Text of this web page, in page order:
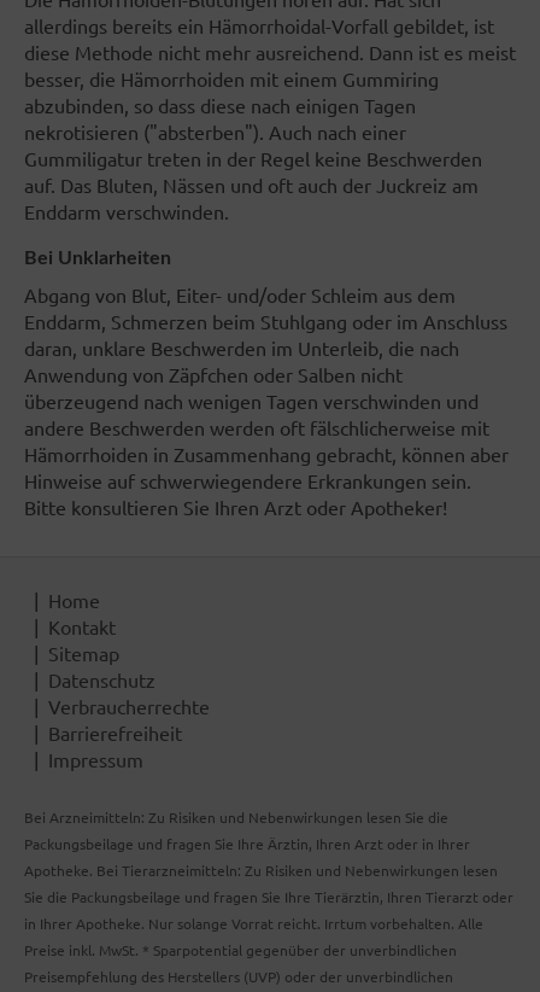
allerdings bereits ein Hämorrhoidal-Vorfall gebildet, ist
diese Methode nicht mehr ausreichend. Dann ist es meist
besser, die Hämorrhoiden mit einem Gummiring
abzubinden, so dass diese nach einigen Tagen
nekrotisieren ("absterben"). Auch nach einer
Gummiligatur treten in der Regel keine Beschwerden
auf. Das Bluten, Nässen und oft auch der Juckreiz am
Enddarm verschwinden.
Bei Unklarheiten
Abgang von Blut, Eiter- und/oder Schleim aus dem
Enddarm, Schmerzen beim Stuhlgang oder im Anschluss
daran, unklare Beschwerden im Unterleib, die nach
Anwendung von Zäpfchen oder Salben nicht
überzeugend nach wenigen Tagen verschwinden und
andere Beschwerden werden oft fälschlicherweise mit
Hämorrhoiden in Zusammenhang gebracht, können aber
Hinweise auf schwerwiegendere Erkrankungen sein.
Bitte konsultieren Sie Ihren Arzt oder Apotheker!
Home
Kontakt
Sitemap
Datenschutz
Verbraucherrechte
Barrierefreiheit
Impressum
Bei Arzneimitteln: Zu Risiken und Nebenwirkungen lesen Sie die
Packungsbeilage und fragen Sie Ihre Ärztin, Ihren Arzt oder in Ihrer
Apotheke. Bei Tierarzneimitteln: Zu Risiken und Nebenwirkungen lesen
Sie die Packungsbeilage und fragen Sie Ihre Tierärztin, Ihren Tierarzt oder
in Ihrer Apotheke. Nur solange Vorrat reicht. Irrtum vorbehalten. Alle
Preise inkl. MwSt. * Sparpotential gegenüber der unverbindlichen
Preisempfehlung des Herstellers (UVP) oder der unverbindlichen